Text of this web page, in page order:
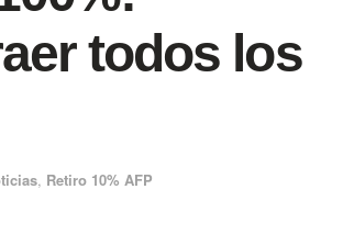
todos los
, Retiro 10% AFP